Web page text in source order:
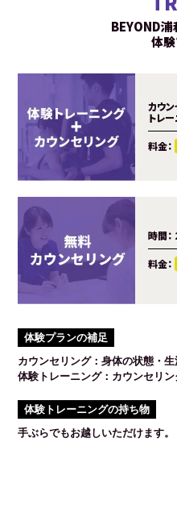
BEYOND
体
カウン
トレー
料金：
時間：
料金：
体験プランの補足
カウンセリング：身体の状態・生
体験トレーニング：カウンセリン
体験トレーニングの持ち物
手ぶらでもお越しいただけます。